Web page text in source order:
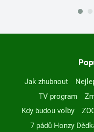
Jak zhubnout
TV program
Kdy budou volby
7 pádů Honzy